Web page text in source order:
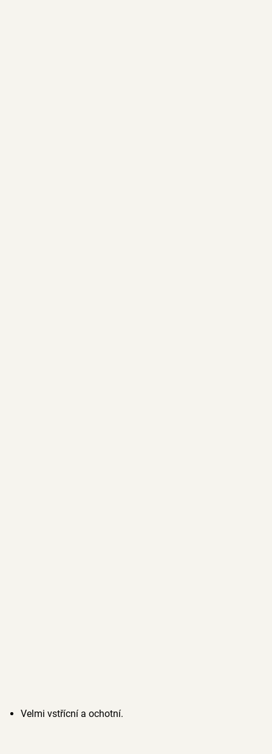
Velmi vstřícní a ochotní.